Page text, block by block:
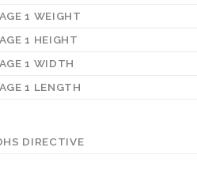
1 WEIGHT
1 HEIGHT
1 WIDTH
1 LENGTH
DIRECTIVE